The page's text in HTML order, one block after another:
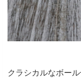
クラシカルなボー